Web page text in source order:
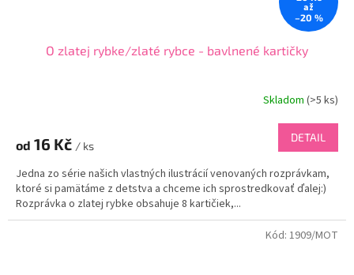
až
–20 %
O zlatej rybke/zlaté rybce - bavlnené kartičky
Skladom (>5 ks)
od 16 Kč / ks
DETAIL
Jedna zo série našich vlastných ilustrácií venovaných rozprávkam,
ktoré si pamätáme z detstva a chceme ich sprostredkovať ďalej:)
Rozprávka o zlatej rybke obsahuje 8 kartičiek,...
Kód: 1909/MOT